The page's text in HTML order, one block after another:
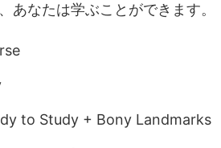
あなたは学ぶことができます。
to Study + Bony Landmarks